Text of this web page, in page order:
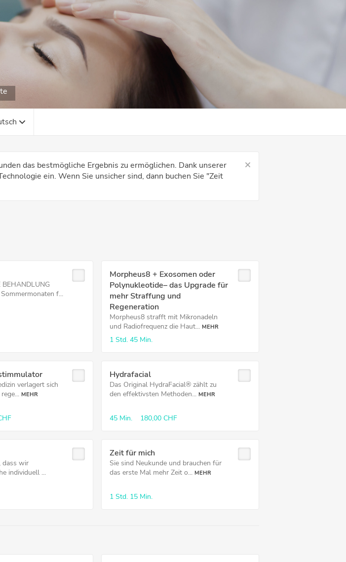
das bestmögliche Ergebnis zu ermöglichen. Dank unserer
ein. Wenn Sie unsicher sind, dann buchen Sie "Zeit
BEHANDLUNG
f...
Morpheus8 + Exosomen oder
Polynukleotide– das Upgrade für
mehr Straffung und
Regeneration
Morpheus8 strafft mit Mikronadeln
und Radiofrequenz die Haut... MEHR
1 Std. 45 Min.
verlagert sich
MEHR
Hydrafacial
Das Original HydraFacial® zählt zu
den effektivsten Methoden... MEHR
45 Min. 180,00 CHF
dass wir
individuell ...
Zeit für mich
Sie sind Neukunde und brauchen für
das erste Mal mehr Zeit o... MEHR
1 Std. 15 Min.